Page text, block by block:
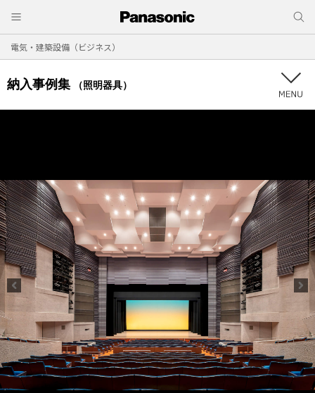
電気・建築設備（ビジネス）
納入事例集 （照明器具）